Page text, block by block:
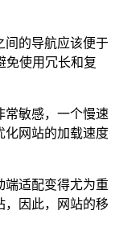
间的导航应该便于
免使用冗长和复
常敏感，一个慢速
化网站的加载速度
端适配变得尤为重
，因此，网站的移